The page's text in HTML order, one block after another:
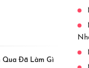
Qua Đã Làm Gì